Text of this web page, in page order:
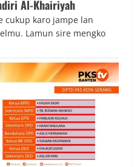
Al-Khairiyah
cukup karo jampe lan
Lamun sire mengko